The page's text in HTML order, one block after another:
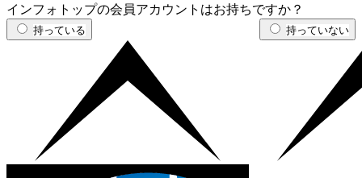
インフォトップの会員アカウントはお持ちですか？
持っている 持っていない